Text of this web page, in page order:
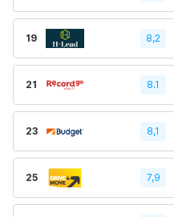
19 8,2
21 8.1
23 8,1
25 7,9